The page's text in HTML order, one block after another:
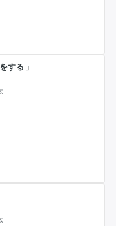
する」